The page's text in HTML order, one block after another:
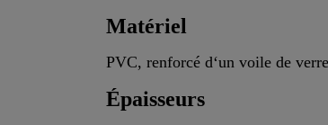
Matériel
PVC, renforcé d‘un voile de verre
Épaisseurs